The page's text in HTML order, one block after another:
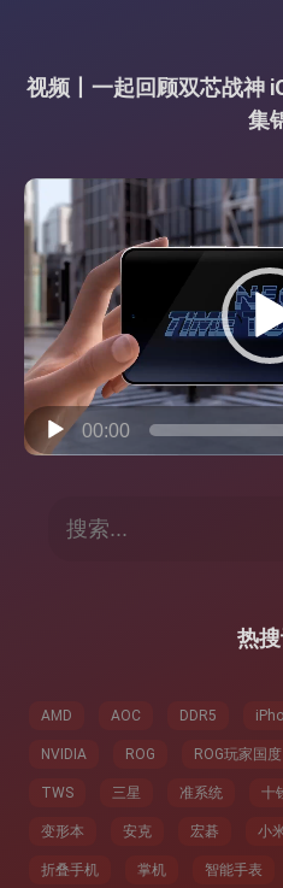
视频丨一起回顾双芯战神
集
视
频
播
放
00:00
热搜
AMD AOC DDR5
NVIDIA ROG ROG玩家国度
TWS 三星 准系统 十
变形本 安克 宏碁 小
折叠手机 掌机 智能手表